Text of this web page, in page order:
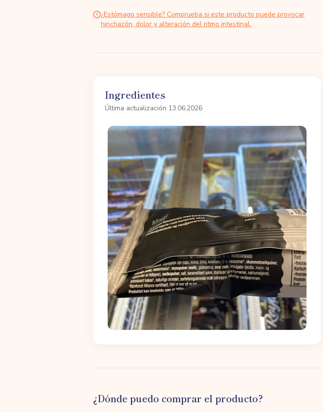
¿Estómago sensible? Comprueba si este producto puede provocar
hinchazón, dolor y alteración del ritmo intestinal.
Ingredientes
Última actualización 13.06.2026
¿Dónde puedo comprar el producto?